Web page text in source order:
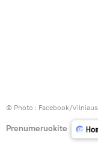
© Photo : Facebook/
Prenumeruokite